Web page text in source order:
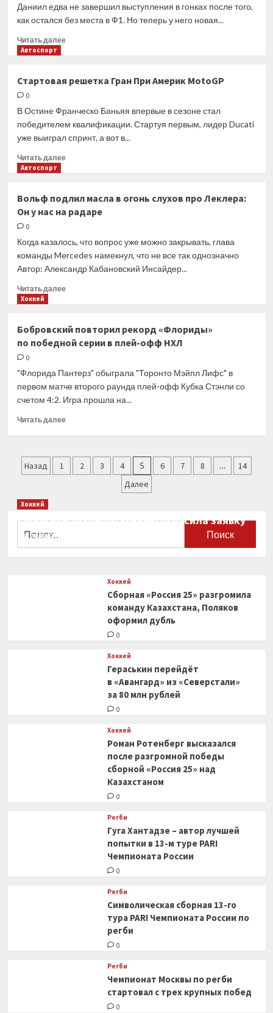
PARI
Даниил едва не завершил выступления в гонках после того,
как остался без места в Ф1. Но теперь у него новая...
Читать далееПрочитать
Lamborghini
Формула
2.0
карьеры
Автоспорт
Стартовая решетка Гран При Америк MotoGP
0
В Остине Франческо Баньяя впервые в сезоне стал
победителем квалификации. Стартуя первым, лидер Ducati
уже выиграл спринт, а вот в...
Читать далееПрочитать
решетка
Гран
MotoGP
Автоспорт
Вольф подлил масла в огонь слухов про Леклера:
Он у нас на радаре
0
Когда казалось, что вопрос уже можно закрывать, глава
команды Mercedes намекнул, что не все так однозначно
Автор: Александр Кабановский Инсайдер...
Читать далееПрочитать
подлил
масла
слухов
про
Леклера:
Хоккей
Бобровский повторил рекорд «Флориды»
по победной серии в плей-офф НХЛ
0
"Флорида Пантерз" обыграла "Торонто Мэйпл Лифс" в
первом матче второго раунда плей-офф Кубка Стэнли со
счетом 4:2. Игра прошла на...
Читать далееПрочитать
повторил
рекорд
в плей-
НХЛ
Пагинация
Назад 1 2 3 4 5 6 7 8 …
14
Далее
Хоккей
Сборная Канады по хоккею огласила заявку
на чемпионат мира
Хоккей
Сборная «Россия 25» разгромила
команду Казахстана, Поляков
оформил дубль
0
Хоккей
Гераськин перейдёт
в «Авангард» из «Северстали»
за 80 млн рублей
0
Хоккей
Роман Ротенберг высказался
после разгромной победы
сборной «Россия 25» над
Казахстаном
0
Регби
Гуга Хантадзе – автор лучшей
попытки в 13-м туре PARI
Чемпионата России
0
Регби
Символическая сборная 13-го
тура PARI Чемпионата России по
регби
0
Регби
Чемпионат Москвы по регби
стартовал с трех крупных побед
0